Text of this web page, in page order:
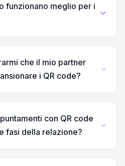
funzionano meglio per i
che il mio partner
i QR code?
con QR code
fasi della relazione?